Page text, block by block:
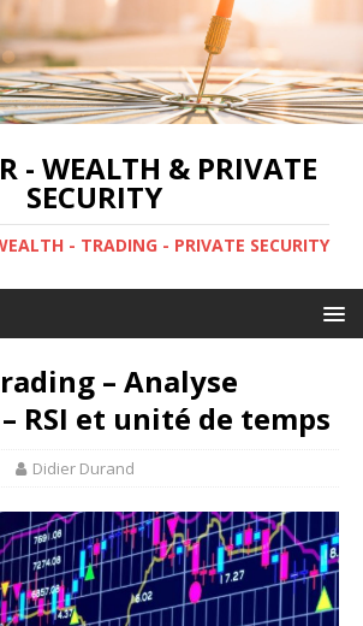
- WEALTH & PRIVATE
SECURITY
- TRADING - PRIVATE SECURITY
– Analyse
RSI et unité de temps
Didier Durand